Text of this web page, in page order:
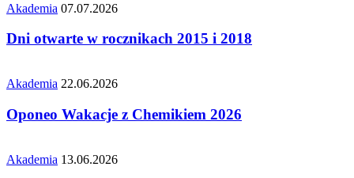
Akademia 07.07.2026
Dni otwarte w rocznikach 2015 i 2018
Akademia 22.06.2026
Oponeo Wakacje z Chemikiem 2026
Akademia 13.06.2026